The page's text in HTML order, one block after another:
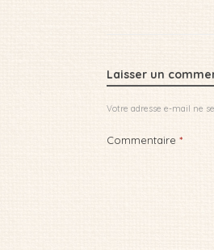
Laisser un
Votre adresse e-mail ne
Commentaire *